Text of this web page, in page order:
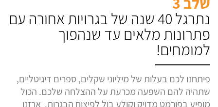
נתרגל 40 שנה של בגרויות אחורה עם
פתרונות מלאים עד שנהפוך
למומחים!
פיתחנו לכם בעלות של מיליוני שקלים, ספרים דיגיטליים,
שתהיה להם השפעה מכרעת על ההצלחה שלכם. הכול
מופיע בפורמט מדויק וקולע בול לפיצוח הבגרות. ארזנו